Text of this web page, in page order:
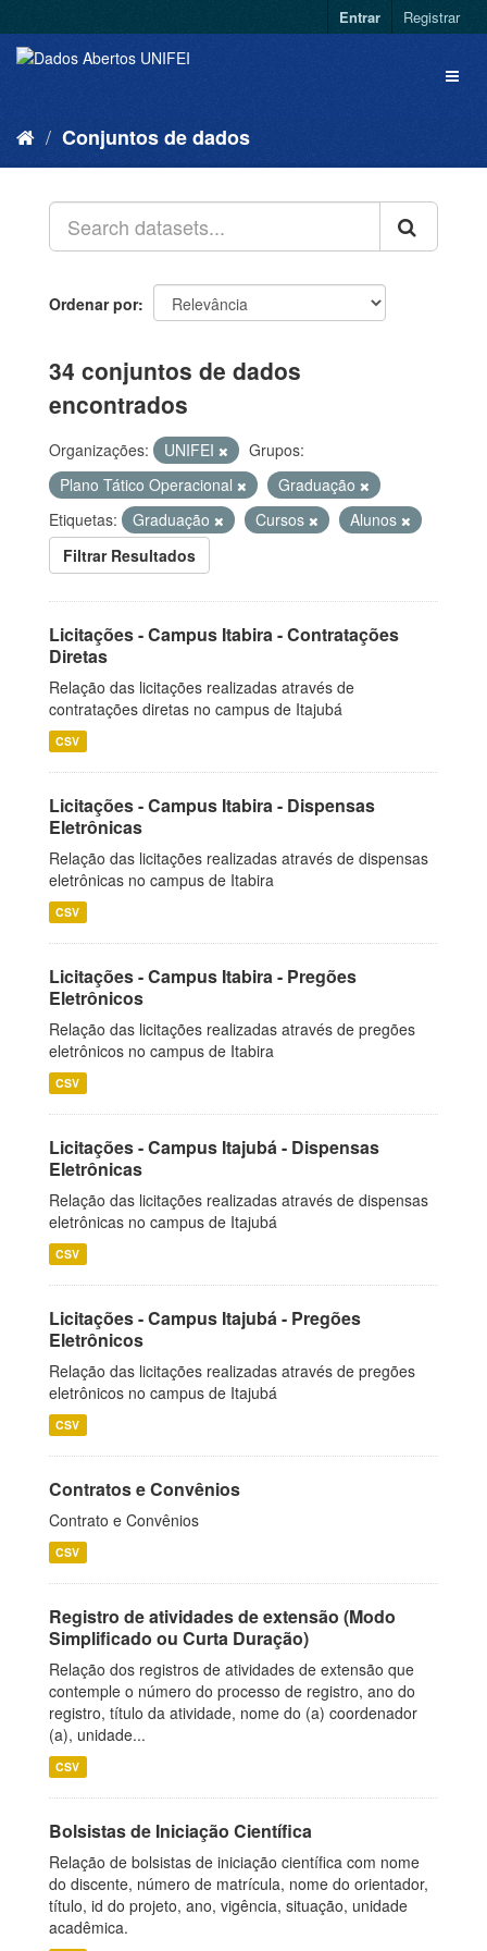
Entrar Registrar
Conjuntos de dados
Ordenar por
34 conjuntos de dados
encontrados
Organizações: UNIFEI
Grupos:
Plano Tático Operacional
Graduação
Etiquetas:
Graduação Cursos
Alunos
Filtrar Resultados
Licitações - Campus Itabira - Contratações
Diretas
Relação das licitações realizadas através de
contratações diretas no campus de Itajubá
CSV
Licitações - Campus Itabira - Dispensas
Eletrônicas
Relação das licitações realizadas através de dispensas
eletrônicas no campus de Itabira
CSV
Licitações - Campus Itabira - Pregões
Eletrônicos
Relação das licitações realizadas através de pregões
eletrônicos no campus de Itabira
CSV
Licitações - Campus Itajubá - Dispensas
Eletrônicas
Relação das licitações realizadas através de dispensas
eletrônicas no campus de Itajubá
CSV
Licitações - Campus Itajubá - Pregões
Eletrônicos
Relação das licitações realizadas através de pregões
eletrônicos no campus de Itajubá
CSV
Contratos e Convênios
Contrato e Convênios
CSV
Registro de atividades de extensão (Modo
Simplificado ou Curta Duração)
Relação dos registros de atividades de extensão que
contemple o número do processo de registro, ano do
registro, título da atividade, nome do (a) coordenador
(a), unidade...
CSV
Bolsistas de Iniciação Científica
Relação de bolsistas de iniciação científica com nome
do discente, número de matrícula, nome do orientador,
título, id do projeto, ano, vigência, situação, unidade
acadêmica.